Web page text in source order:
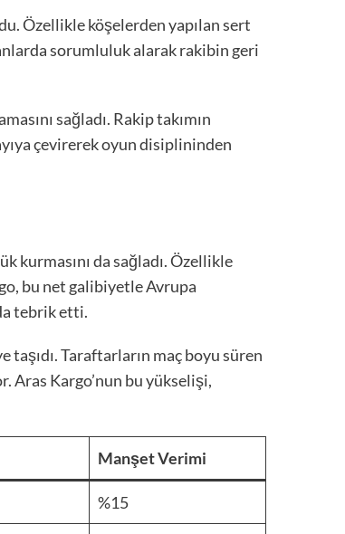
Özellikle köşelerden yapılan sert
sorumluluk alarak rakibin geri
sağladı. Rakip takımın
çevirerek oyun disiplininden
kurmasını da sağladı. Özellikle
bu net galibiyetle Avrupa
tebrik etti.
Taraftarların maç boyu süren
Aras Kargo’nun bu yükselişi,
Manşet Verimi
%15